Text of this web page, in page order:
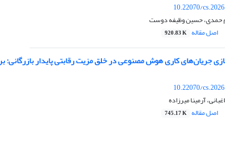
10.22070/
حمدی، حسین وظیفه دوست
اصل مقاله 920.83 K
جریان‌های کاری هوش مصنوعی در خلق مزیت رقابتی پایدار
10.22070/
آرمینا میرزاده
اصل مقاله 745.17 K